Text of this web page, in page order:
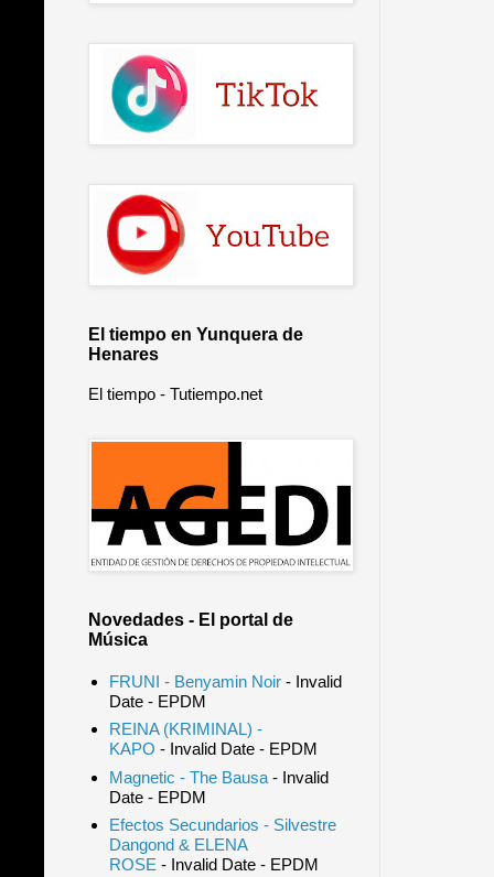
El tiempo en Yunquera de
Henares
El tiempo - Tutiempo.net
Novedades - El portal de
Música
FRUNI - Benyamin Noir- Invalid
Date- EPDM
REINA (KRIMINAL) -
KAPO - Invalid Date- EPDM
Magnetic - The Bausa- Invalid
Date- EPDM
Efectos Secundarios - Silvestre
Dangond & ELENA
ROSE - Invalid Date- EPDM